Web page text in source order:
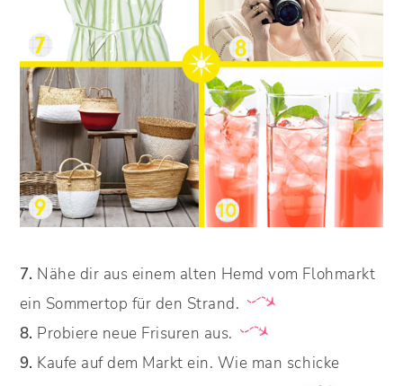
7. Nähe dir aus einem alten Hemd vom Flohmarkt
ein Sommertop für den Strand.
8. Probiere neue Frisuren aus.
9. Kaufe auf dem Markt ein. Wie man schicke